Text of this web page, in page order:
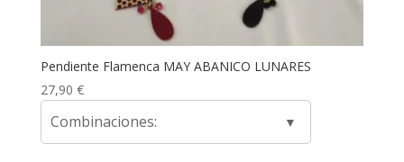
Pendiente Flamenca MAY ABANICO LUNARES
27,90 €
Combinaciones: